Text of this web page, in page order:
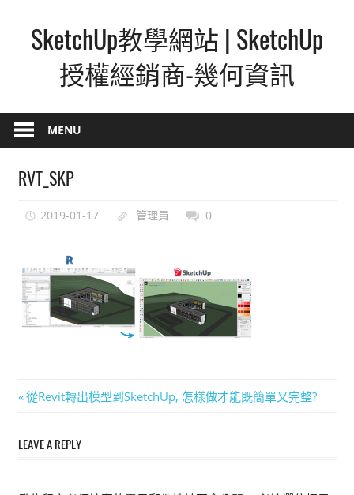
contentSketchUp教學網站 | SketchUp
授權經銷商-幾何資訊
–
最
覺
方
式,
人
人
上
3D
MENU
RVT_SKP
2019-01-17 管理員 0
文
Previous
從Revit轉出模型到SketchUp, 怎樣做才能既簡單又完整?
LEAVE A REPLY